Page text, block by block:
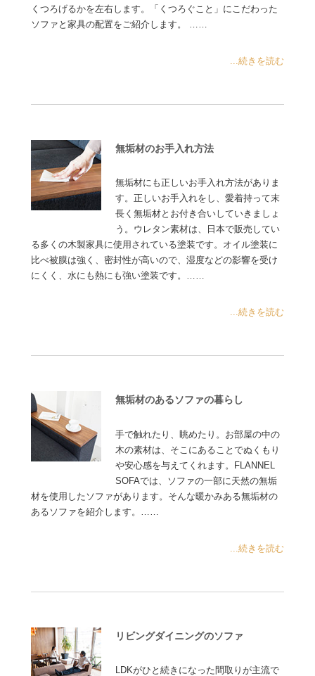
くつろげるかを左右します。「くつろぐこと」にこだわった
ソファと家具の配置をご紹介します。 ……
...続きを読む
無垢材のお手入れ方法
無垢材にも正しいお手入れ方法がありま
す。正しいお手入れをし、愛着持って末
長く無垢材とお付き合いしていきましょ
う。ウレタン素材は、日本で販売してい
る多くの木製家具に使用されている塗装です。オイル塗装に
比べ被膜は強く、密封性が高いので、湿度などの影響を受け
にくく、水にも熱にも強い塗装です。……
...続きを読む
無垢材のあるソファの暮らし
手で触れたり、眺めたり。お部屋の中の
木の素材は、そこにあることでぬくもり
や安心感を与えてくれます。FLANNEL
SOFAでは、ソファの一部に天然の無垢
材を使用したソファがあります。そんな暖かみある無垢材の
あるソファを紹介します。……
...続きを読む
リビングダイニングのソファ
LDKがひと続きになった間取りが主流で